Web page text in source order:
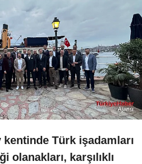
kentinde Türk işadamları
olanakları, karşılıklı